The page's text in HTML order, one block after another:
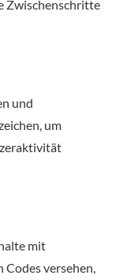
Zwischenschritte
und
um
mit
versehen,